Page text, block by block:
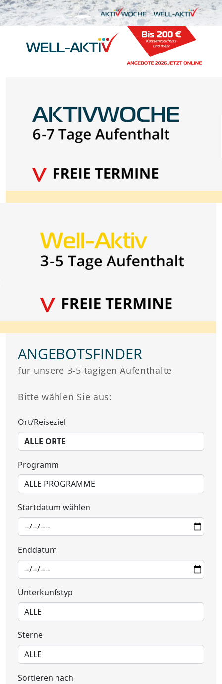
ANGEBOTSFINDER
für unsere 3-5 tägigen Aufenthalte
Bitte wählen Sie aus:
Ort/Reiseziel
Programm
Startdatum wählen
Enddatum
Unterkunfstyp
Sterne
Sortieren nach